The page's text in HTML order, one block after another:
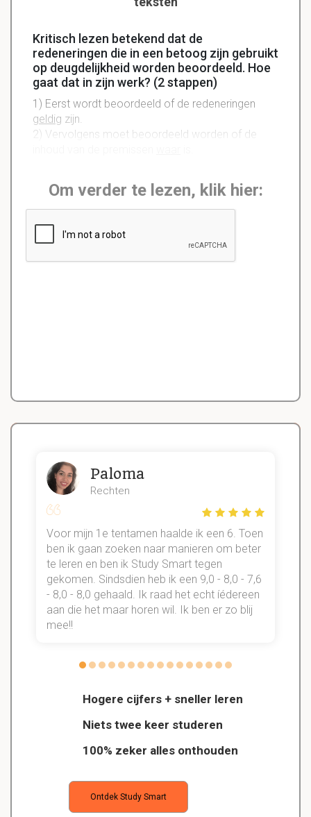
Kritisch lezen betekend dat de
redeneringen die in een betoog zijn gebruikt
op deugdelijkheid worden beoordeeld. Hoe
gaat dat in zijn werk? (2 stappen)
1) Eerst wordt beoordeeld of de redeneringen
geldig zijn.
2) Vervolgens moet beoordeeld worden of de
Om verder te lezen, klik hier:
Hogere cijfers + sneller leren
Niets twee keer studeren
100% zeker alles onthouden
Ontdek Study Smart
Paloma
Rechten
Voor mijn 1e tentamen haalde ik een 6. Toen
ben ik gaan zoeken naar manieren om beter
te leren en ben ik Study Smart tegen
gekomen. Sindsdien heb ik een 9,0 - 8,0 - 7,6
- 8,0 - 8,0 gehaald. Ik raad het echt íédereen
aan die het maar horen wil. Ik ben er zo blij
mee!!